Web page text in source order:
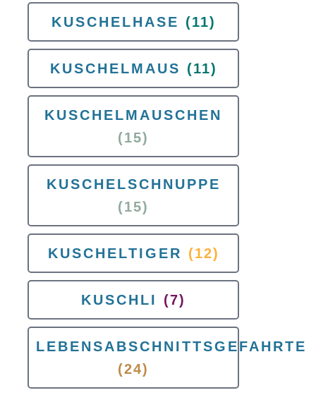
KUSCHELHASE (11)
KUSCHELMAUS (11)
KUSCHELMAUSCHEN
(15)
KUSCHELSCHNUPPE
(15)
KUSCHELTIGER (12)
KUSCHLI (7)
LEBENSABSCHNITTSGEFAHRTE
(24)